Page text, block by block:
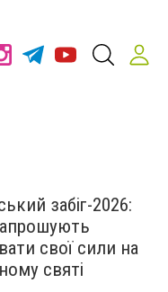
забіг-2026:
свої сили на
святі